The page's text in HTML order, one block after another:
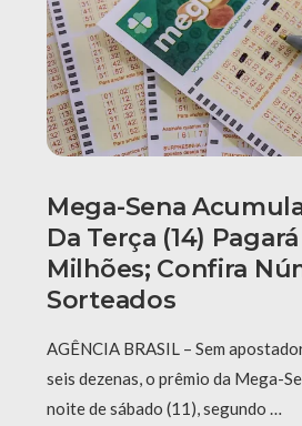
Mega-Sena
Da Terça (14)
Milhões; Confira
Sorteados
AGÊNCIA BRASIL – Sem
seis dezenas, o prêmio da Mega-
noite de sábado (11), segundo …